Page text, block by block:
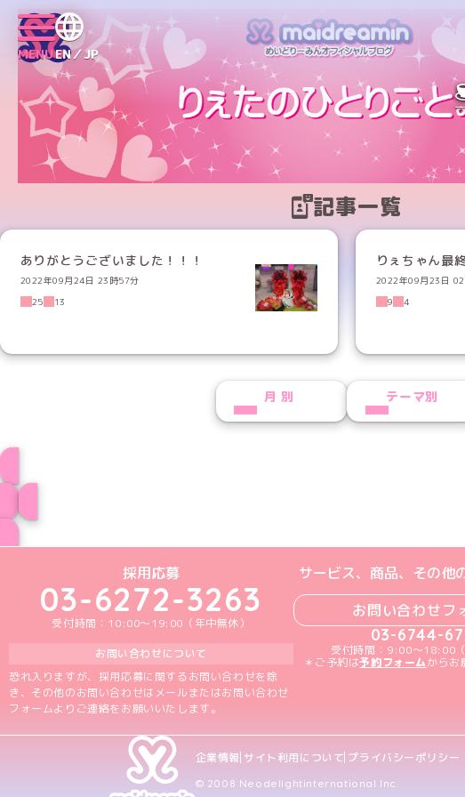
MENUEN／JP
記事一覧
ありがとうございました！！！
2022年09月24日 23時57分
25
13
りぇちゃん最
2022年09月23日
9
4
月別 テーマ別
めいどりーみんTikTok公式アカウント
めいどりーみんX公式アカウント
めいどりーみんInstagram公式アカウント
めいどりーみんFacebook公式アカ
めいどりーみんYouTube公式
採用応募
03-6272-3263
受付時間：10:00～19:00（年中無休）
お問い合わせについて
恐れ入りますが、採用応募に関するお問い合わせを除
き、その他のお問い合わせはメールまたはお問い合わせ
フォームよりご連絡をお願いいたします。
サービス、商品、その他
お問い合わせフ
03-6744-
受付時間：9:00～18:00（
＊ご予約は予約フォームからお
企業情報 サイト利用について プライバシーポリシー
© 2008 Neodelightinternational Inc.